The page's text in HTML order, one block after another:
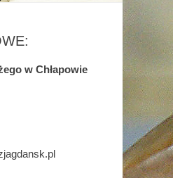
w Chłapowie